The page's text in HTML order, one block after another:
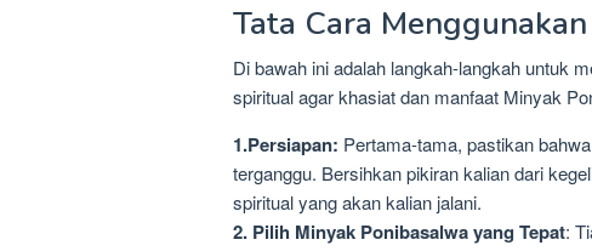
Tata Cara
Di bawah ini adalah langkah-langkah untuk
spiritual agar khasiat dan manfaat Minyak
1.Persiapan: Pertama-tama, pastikan
terganggu. Bersihkan pikiran kalian dari
spiritual yang akan kalian jalani.
2. Pilih Minyak Ponibasalwa yang Tepat: